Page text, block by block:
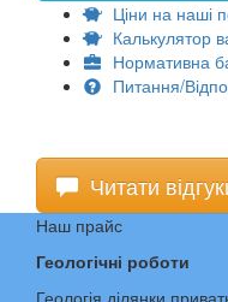
Ціни на наші
Калькулятор
Нормативна
Питання/
Читати
Наш прайс
Геологічні роботи
Геологія ділянки